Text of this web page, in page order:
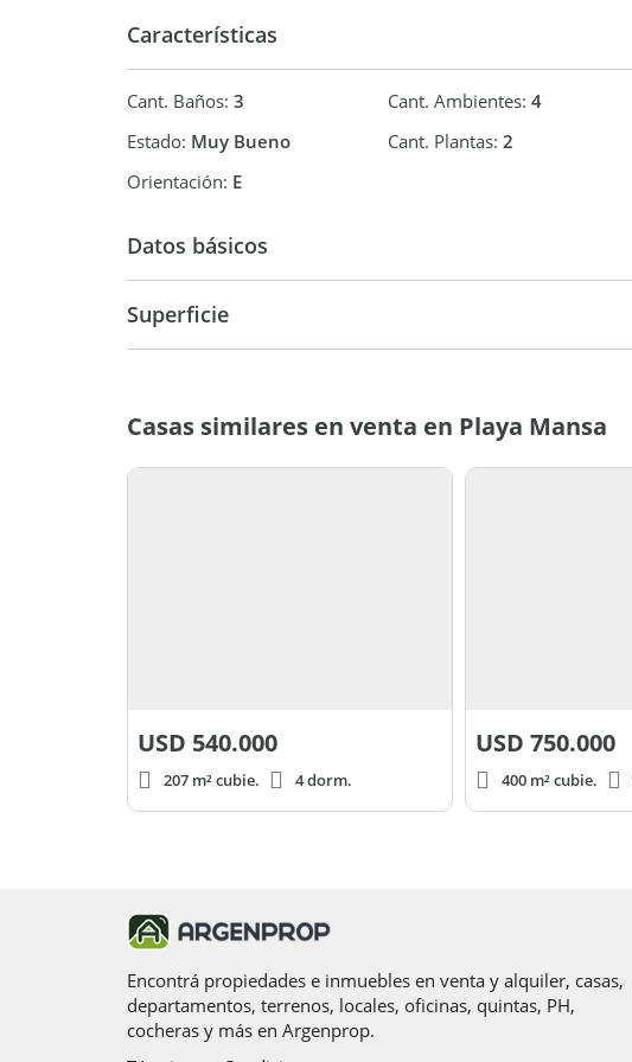
Características
Cant. Baños: 3 Cant. Ambientes: 4
Estado: Muy Bueno Cant. Plantas: 2
Orientación: E
Datos básicos
Superficie
Casas similares en venta en Playa Mansa
USD 540.000
207 m² cubie. 4 dorm.
USD 750.000
400 m² cubie.
Encontrá propiedades e inmuebles en venta y alquiler, casas,
departamentos, terrenos, locales, oficinas, quintas, PH,
cocheras y más en Argenprop.